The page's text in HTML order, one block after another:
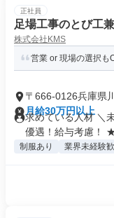
正社員
足場工事のとび工
株式会社KMS
営業 or 現場の選択も
〒666-0126兵庫県
月給30万円以上
求めている人材 ＼
優遇！給与考慮！ ★
制服あり 業界未経験